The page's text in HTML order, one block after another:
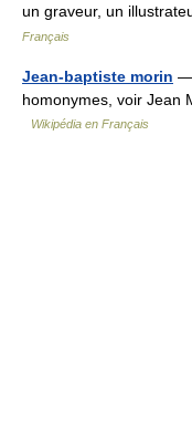
un graveur, un
Français
Jean-baptiste morin —
homonymes, voir Jean
Wikipédia en Français